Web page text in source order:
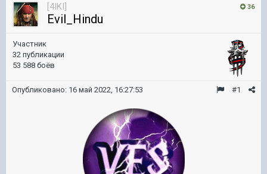
36
[4IKI]
Evil_Hindu
Участник
32 публикации
53 588 боёв
#1
Опубликовано: 16 май 2022, 16:27:53